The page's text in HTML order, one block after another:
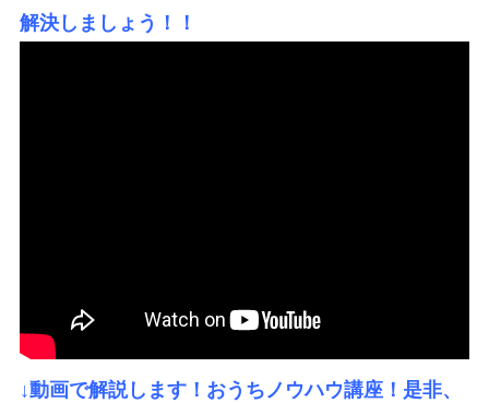
解決しましょう！！
↓動画で解説します！おうちノウハウ講座！是非、